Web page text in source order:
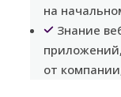
на
Знание
от